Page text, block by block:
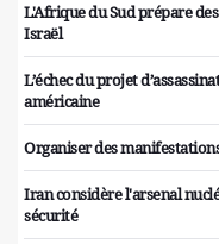
L'Afrique du Sud prépare
Israël
L’échec du projet
américaine
Organiser des
Iran considère l'arsenal
sécurité